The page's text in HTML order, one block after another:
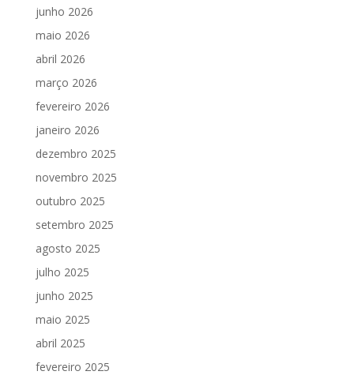
junho 2026
maio 2026
abril 2026
março 2026
fevereiro 2026
janeiro 2026
dezembro 2025
novembro 2025
outubro 2025
setembro 2025
agosto 2025
julho 2025
junho 2025
maio 2025
abril 2025
fevereiro 2025